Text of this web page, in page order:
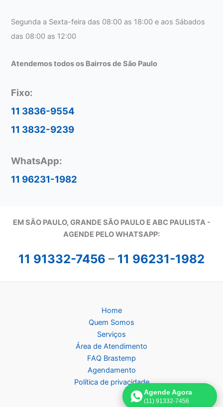
Segunda a Sexta-feira das 08:00 as 18:00 e aos Sábados
das 08:00 as 12:00
Atendemos todos os Bairros de São Paulo
Fixo:
11 3836-9554
11 3832-9239
WhatsApp:
11 96231-1982
EM SÃO PAULO, GRANDE SÃO PAULO E ABC PAULISTA -
AGENDE PELO WHATSAPP:
11 91332-7456 – 11 96231-1982
Home
Quem Somos
Serviços
Área de Atendimento
FAQ Brastemp
Agendamento
Política de privacidade
Agende Agora
(11) 91332-7456